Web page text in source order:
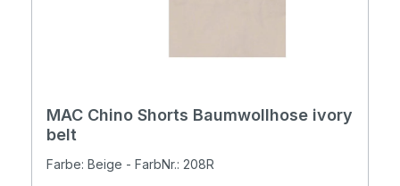
MAC Chino Shorts Baumwollhose ivory
belt
Farbe: Beige - FarbNr.: 208R